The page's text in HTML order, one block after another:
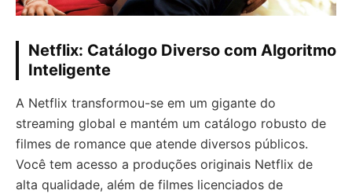
Netflix: Catálogo Diverso com Algoritmo
Inteligente
A Netflix transformou-se em um gigante do
streaming global e mantém um catálogo robusto de
filmes de romance que atende diversos públicos.
Você tem acesso a produções originais Netflix de
alta qualidade, além de filmes licenciados de